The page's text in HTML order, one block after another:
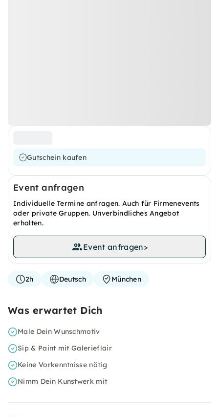
Gutschein kaufen
Event anfragen
Individuelle Termine anfragen. Auch für Firmenevents
oder private Gruppen. Unverbindliches Angebot
erhalten.
Event anfragen>
2h Deutsch München
Was erwartet Dich
Male Dein Wunschmotiv
Sip & Paint mit Galerieflair
Keine Vorkenntnisse nötig
Nimm Dein Kunstwerk mit